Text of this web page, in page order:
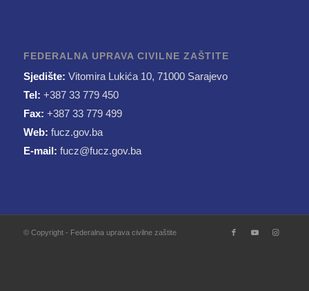
FEDERALNA UPRAVA CIVILNE ZAŠTITE
Sjedište: Vitomira Lukića 10, 71000 Sarajevo
Tel: +387 33 779 450
Fax: +387 33 779 499
Web: fucz.gov.ba
E-mail: fucz@fucz.gov.ba
© Copyright - Federalna uprava civilne zaštite